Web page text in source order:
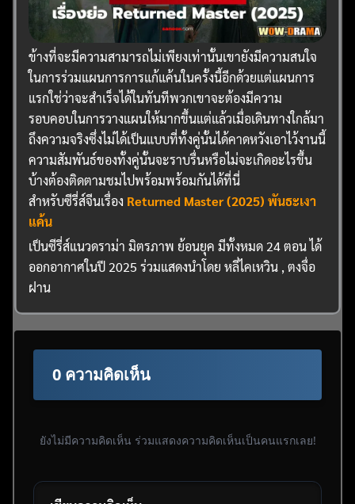
ข้างที่จะมีความสามารถไม่เพียงเท่านั้นเขายังมีความสนใจ
ในการร่วมแผนการการแก้แค้นในครั้งนี้อีกด้วยแต่แผนการ
แรกใช่ว่าจะสำเร็จได้ในทันทีพวกเขาจะต้องมีความ
รอบคอบในการวางแผนให้มากขึ้นแต่แล้วเมื่อเดินทางใกล้มา
ถึงความจริงซึ่งไม่ได้เป็นแบบที่ทั้งคู่นั้นได้คาดหวังเอาไว้งานนี้
ความสัมพันธ์ของทั้งคู่นั้นจะราบรื่นหรือไม่จะเกิดอะไรขึ้น
บ้างต้องติดตามชมไปพร้อมพร้อมกันได้ที่นี่
สำหรับซีรี่ส์จีนเรื่อง Returned Master (2025) พันธะเงา
แค้น
เป็นซีรี่ส์แนวดราม่า มิตรภาพ ย้อนยุค มีทั้งหมด 24 ตอน ได้
ออกอากาศในปี 2025 ร่วมแสดงนำโดย หลี่ไคเหวิน , ตงจื่อ
ฝาน
0 ความคิดเห็น
ยังไม่มีความคิดเห็น ร่วมแสดงความคิดเห็นเป็นคนแรกเลย!